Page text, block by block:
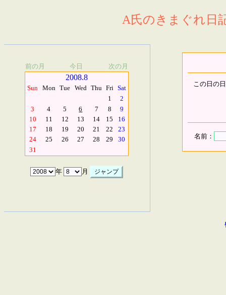
A氏のきまぐれ日
前の月 今日 次の月
2008.8
Sun Mon Tue Wed Thu Fri Sat
1
2
3
4 5 6 7 8
9
10
11 12 13 14 15
16
17
18 19 20 21 22
23
24
25 26 27 28 29
30
31
年 月
この日の
名前：